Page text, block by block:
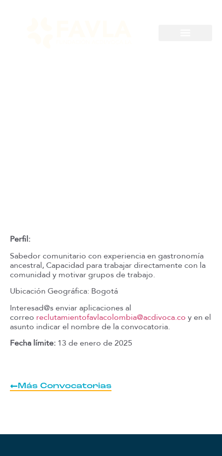
Perfil:
Sabedor comunitario con experiencia en gastronomía
ancestral, Capacidad para trabajar directamente con la
comunidad y motivar grupos de trabajo.
Ubicación Geográfica: Bogotá
Interesad@s enviar aplicaciones al
correo reclutamientofavlacolombia@acdivoca.co y en el
asunto indicar el nombre de la convocatoria.
Fecha límite: 13 de enero de 2025
Más Convocatorias